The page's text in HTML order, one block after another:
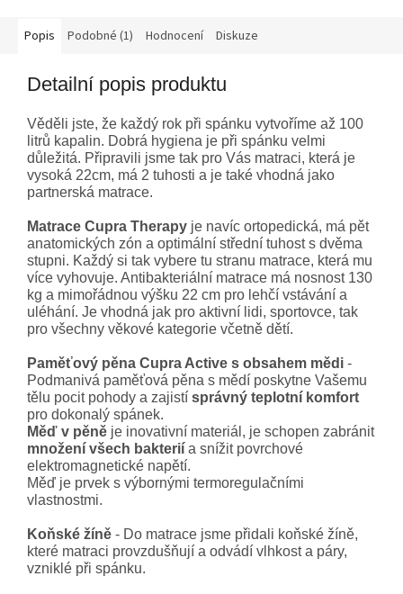
Popis Podobné (1) Hodnocení Diskuze
Detailní popis produktu
Věděli jste, že každý rok při spánku vytvoříme až 100
litrů kapalin. Dobrá hygiena je při spánku velmi
důležitá. Připravili jsme tak pro Vás matraci, která je
vysoká 22cm, má 2 tuhosti a je také vhodná jako
partnerská matrace.
Matrace Cupra Therapy je navíc ortopedická, má pět
anatomických zón a optimální střední tuhost s dvěma
stupni. Každý si tak vybere tu stranu matrace, která mu
více vyhovuje. Antibakteriální matrace má nosnost 130
kg a mimořádnou výšku 22 cm pro lehčí vstávání a
uléhání. Je vhodná jak pro aktivní lidi, sportovce, tak
pro všechny věkové kategorie včetně dětí.
Paměťový pěna Cupra Active s obsahem mědi -
Podmanivá paměťová pěna s mědí poskytne Vašemu
tělu pocit pohody a zajistí správný teplotní komfort
pro dokonalý spánek.
Měď v pěně je inovativní materiál, je schopen zabránit
množení všech bakterií a snížit povrchové
elektromagnetické napětí.
Měď je prvek s výbornými termoregulačními
vlastnostmi.
Koňské žíně - Do matrace jsme přidali koňské žíně,
které matraci provzdušňují a odvádí vlhkost a páry,
vzniklé při spánku.